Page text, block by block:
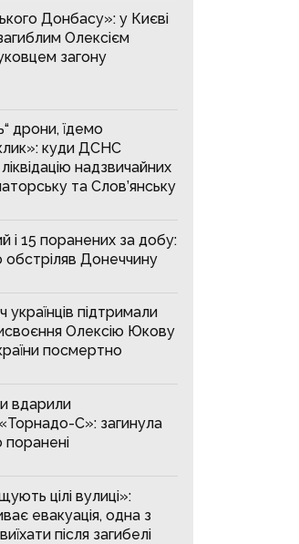
Донбасу»: у Києві
Олексієм
загону
дрони, їдемо
куди ДСНС
надзвичайних
та Слов’янську
і 15 поранених за добу:
Донеччину
українців підтримали
Олексію Юкову
посмертно
вдарили
С»: загинула
поранені
цілі вулиці»:
евакуація, одна з
після загибелі